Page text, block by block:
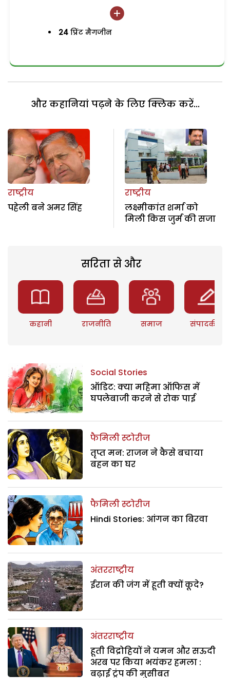
24 प्रिंट मैगजीन
और कहानियां पढ़ने के लिए क्लिक करें...
राष्ट्रीय
पहेली बने अमर सिंह
राष्ट्रीय
लक्ष्मीकांत शर्मा को
मिली किस जुर्म की सजा
सरिता से और
कहानी राजनीति समाज संपादकीय
Social Stories
ऑडिट: क्या महिमा ऑफिस में
घपलेबाजी करने से रोक पाई
फैमिली स्टोरीज
तृप्त मन: राजन ने कैसे बचाया
बहन का घर
फैमिली स्टोरीज
Hindi Stories: आंगन का बिरवा
अंतरराष्ट्रीय
ईरान की जंग में हूती क्यों कूदे?
अंतरराष्ट्रीय
हूती विद्रोहियों ने यमन और सऊदी
अरब पर किया भयंकर हमला :
बढ़ाई ट्रंप की मुसीबत